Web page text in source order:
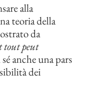
alla
teoria della
da
tout peut
anche una pars
dei